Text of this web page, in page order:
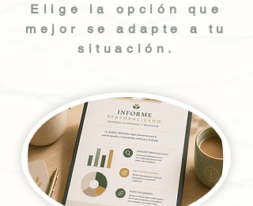
Elige la opción que
mejor se adapte a tu
situación.